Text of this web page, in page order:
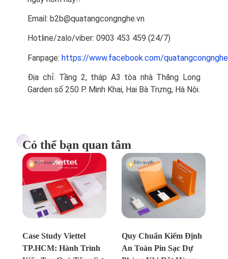
Email: b2b@quatangcongnghe.vn
Hotline/zalo/viber: 0903 453 459 (24/7)
Fanpage: https://www.facebook.com/
Địa chỉ: Tầng 2, tháp A3 tòa nhà Thăng Long
Garden số 250 P. Minh Khai, Hai Bà Trưng, Hà Nội.
Có thể bạn quan tâm
Case Study Viettel
TP.HCM: Hành Trình
Độc quyền
Quy Chuẩn Kiểm Định
An Toàn Pin Sạc Dự
Độc quyền